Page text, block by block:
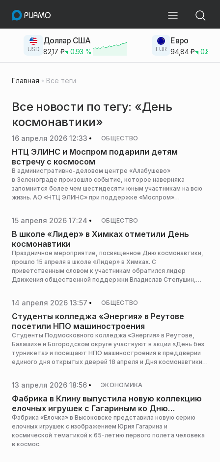
USD
Доллар США
82,17 ₽ 0.93 % EUR
Евро
94,84₽ 0.83
Главная Все теги
Все новости по тегу: «День
космонавтики»
16 апреля 2026 12:33 ОБЩЕСТВО
НТЦ ЭЛИНС и Моспром подарили детям
встречу с космосом
В административно-деловом центре «Алабушево»
в Зеленограде произошло событие, которое наверняка
запомнится более чем шестидесяти юным участникам на всю
жизнь. АО «НТЦ ЭЛИНС» при поддержке «Моспром»
человека в космос. Об этом сообщили организаторы.
15 апреля 2026 17:24 ОБЩЕСТВО
В школе «Лидер» в Химках отметили День
космонавтики
Праздничное мероприятие, посвященное Дню космонавтики,
прошло 15 апреля в школе «Лидер» в Химках. С
приветственным словом к участникам обратился лидер
Движения общественной поддержки Владислав Степушин,
14 апреля 2026 13:57 ОБЩЕСТВО
Студенты колледжа «Энергия» в Реутове
посетили НПО машиностроения
Студенты Подмосковного колледжа «Энергия» в Реутове,
Балашихе и Богородском округе участвуют в акции «День без
турникета» и посещают НПО машиностроения в преддверии
единого дня открытых дверей 18 апреля и Дня космонавтики,
13 апреля 2026 18:56 ЭКОНОМИКА
Фабрика в Клину выпустила новую коллекцию
елочных игрушек с Гагариным ко Дню
космонавтики
Фабрика «Елочка» в Высоковске представила новую серию
елочных игрушек с изображением Юрия Гагарина и
космической тематикой к 65-летию первого полета человека
в космос.